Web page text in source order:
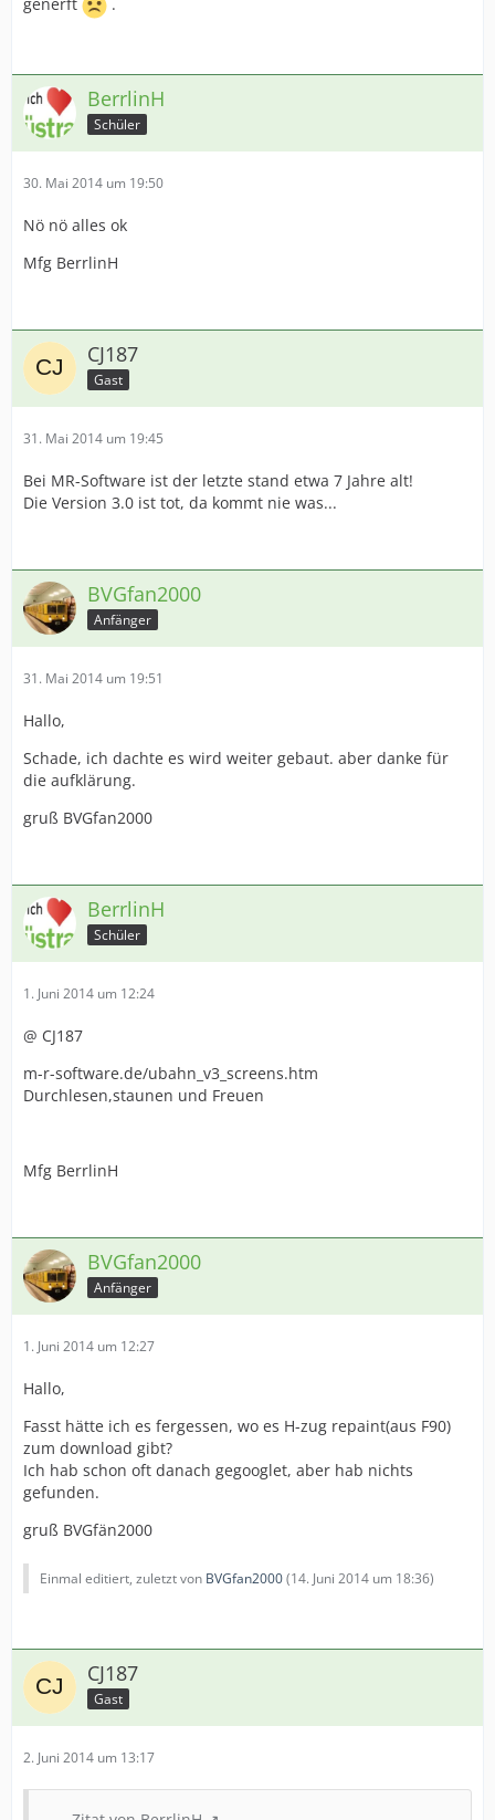
BerrlinH
Schüler
30. Mai 2014 um 19:50
Nö nö alles ok
Mfg BerrlinH
CJ187
Gast
31. Mai 2014 um 19:45
Bei MR-Software ist der letzte stand etwa 7 Jahre alt!
Die Version 3.0 ist tot, da kommt nie was...
BVGfan2000
Anfänger
31. Mai 2014 um 19:51
Hallo,
Schade, ich dachte es wird weiter gebaut. aber danke für
die aufklärung.
gruß BVGfan2000
BerrlinH
Schüler
1. Juni 2014 um 12:24
@ CJ187
m-r-software.de/ubahn_v3_screens.htm
Durchlesen,staunen und Freuen
Mfg BerrlinH
BVGfan2000
Anfänger
1. Juni 2014 um 12:27
Hallo,
Fasst hätte ich es fergessen, wo es H-zug repaint(aus F90)
zum download gibt?
Ich hab schon oft danach gegooglet, aber hab nichts
gefunden.
gruß BVGfän2000
Einmal editiert, zuletzt von BVGfan2000(14. Juni 2014 um 18:36)
CJ187
Gast
2. Juni 2014 um 13:17